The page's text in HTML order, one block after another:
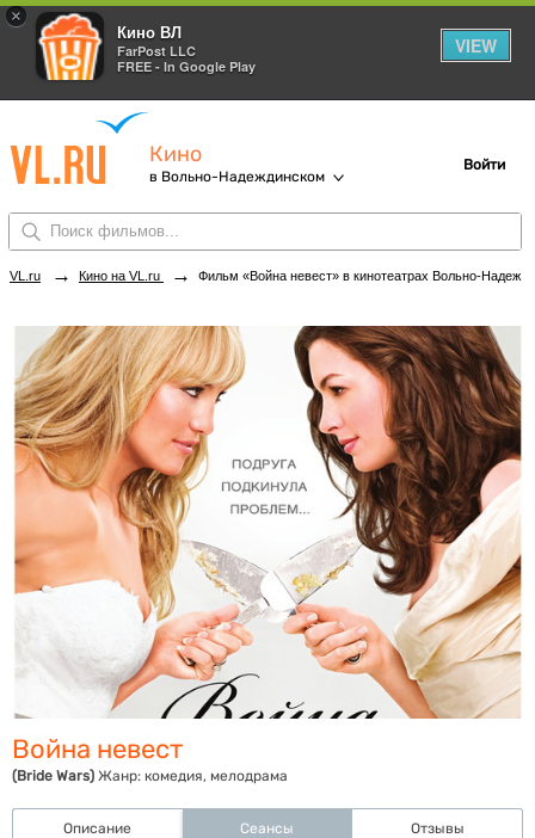
×
Кино ВЛ
FarPost LLC
FREE - In Google Play
VIEW
Кино
в Вольно-Надеждинском
Войти
VL.ru → Кино на VL.ru → Фильм «Война невест» в кинотеатрах Вольно-Надеждинского. Купить билеты!
Война невест
(Bride Wars) Жанр: комедия, мелодрама
Описание Сеансы Отзывы